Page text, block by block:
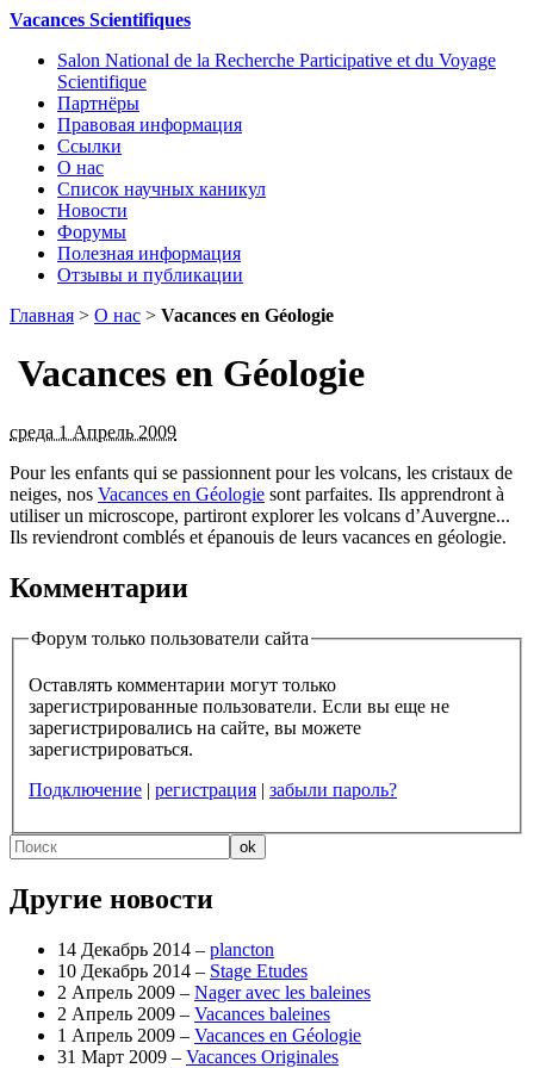
Vacances Scientifiques
Salon National de la Recherche Participative et du Voyage
Scientifique
Партнёры
Правовая информация
Ссылки
О нас
Список научных каникул
Новости
Форумы
Полезная информация
Отзывы и публикации
Главная > О нас > Vacances en Géologie
Vacances en Géologie
среда 1 Апрель 2009
Pour les enfants qui se passionnent pour les volcans, les cristaux de
neiges, nos Vacances en Géologie sont parfaites. Ils apprendront à
utiliser un microscope, partiront explorer les volcans d’Auvergne...
Ils reviendront comblés et épanouis de leurs vacances en géologie.
Комментарии
Форум только пользователи сайта
Оставлять комментарии могут только
зарегистрированные пользователи. Если вы еще не
зарегистрировались на сайте, вы можете
зарегистрироваться.
Подключение | регистрация | забыли пароль?
Другие новости
14 Декабрь 2014 – plancton
10 Декабрь 2014 – Stage Etudes
2 Апрель 2009 – Nager avec les baleines
2 Апрель 2009 – Vacances baleines
1 Апрель 2009 – Vacances en Géologie
31 Март 2009 – Vacances Originales